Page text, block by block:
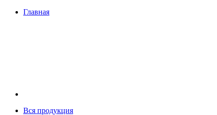
Главная
Вся продукция